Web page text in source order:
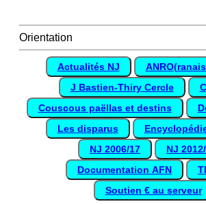
Orientation
Actualités NJ
J Bastien-Thiry Cercle
Couscous paëllas et destins
Les disparus
NJ 2006/17
NJ
Documentation AFN
Soutien € au serveur